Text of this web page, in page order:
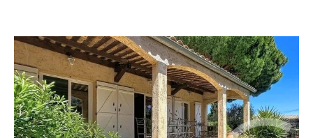
ANTIBES 06
130 m
, 4 pièces
Ref : 2267
Maison à vendre
820 000 €